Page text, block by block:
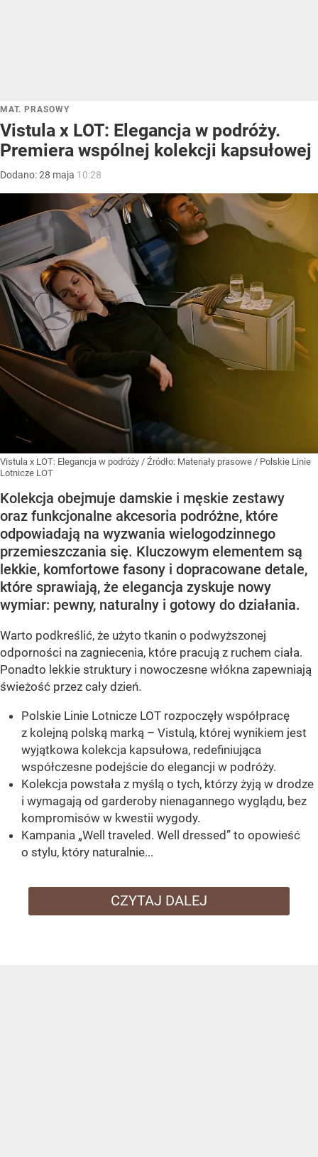
MAT. PRASOWY
Vistula x LOT: Elegancja w podróży.
Premiera wspólnej kolekcji kapsułowej
Dodano:28 maja 10:28
Vistula x LOT: Elegancja w podróży / Źródło: Materiały prasowe / Polskie Linie
Lotnicze LOT
Kolekcja obejmuje damskie i męskie zestawy
oraz funkcjonalne akcesoria podróżne, które
odpowiadają na wyzwania wielogodzinnego
przemieszczania się. Kluczowym elementem są
lekkie, komfortowe fasony i dopracowane detale,
które sprawiają, że elegancja zyskuje nowy
wymiar: pewny, naturalny i gotowy do działania.
Warto podkreślić, że użyto tkanin o podwyższonej
odporności na zagniecenia, które pracują z ruchem ciała.
Ponadto lekkie struktury i nowoczesne włókna zapewniają
świeżość przez cały dzień.
Polskie Linie Lotnicze LOT rozpoczęły współpracę
z kolejną polską marką – Vistulą, której wynikiem jest
wyjątkowa kolekcja kapsułowa, redefiniująca
współczesne podejście do elegancji w podróży.
Kolekcja powstała z myślą o tych, którzy żyją w drodze
i wymagają od garderoby nienagannego wyglądu, bez
kompromisów w kwestii wygody.
Kampania „Well traveled. Well dressed” to opowieść
o stylu, który naturalnie...
CZYTAJ DALEJ